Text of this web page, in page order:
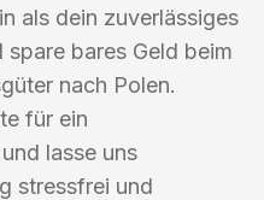
als dein zuverlässiges
bares Geld beim
nach Polen.
für ein
lasse uns
stressfrei und